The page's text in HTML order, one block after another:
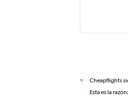
* Cheapflights
Esta es la razón: